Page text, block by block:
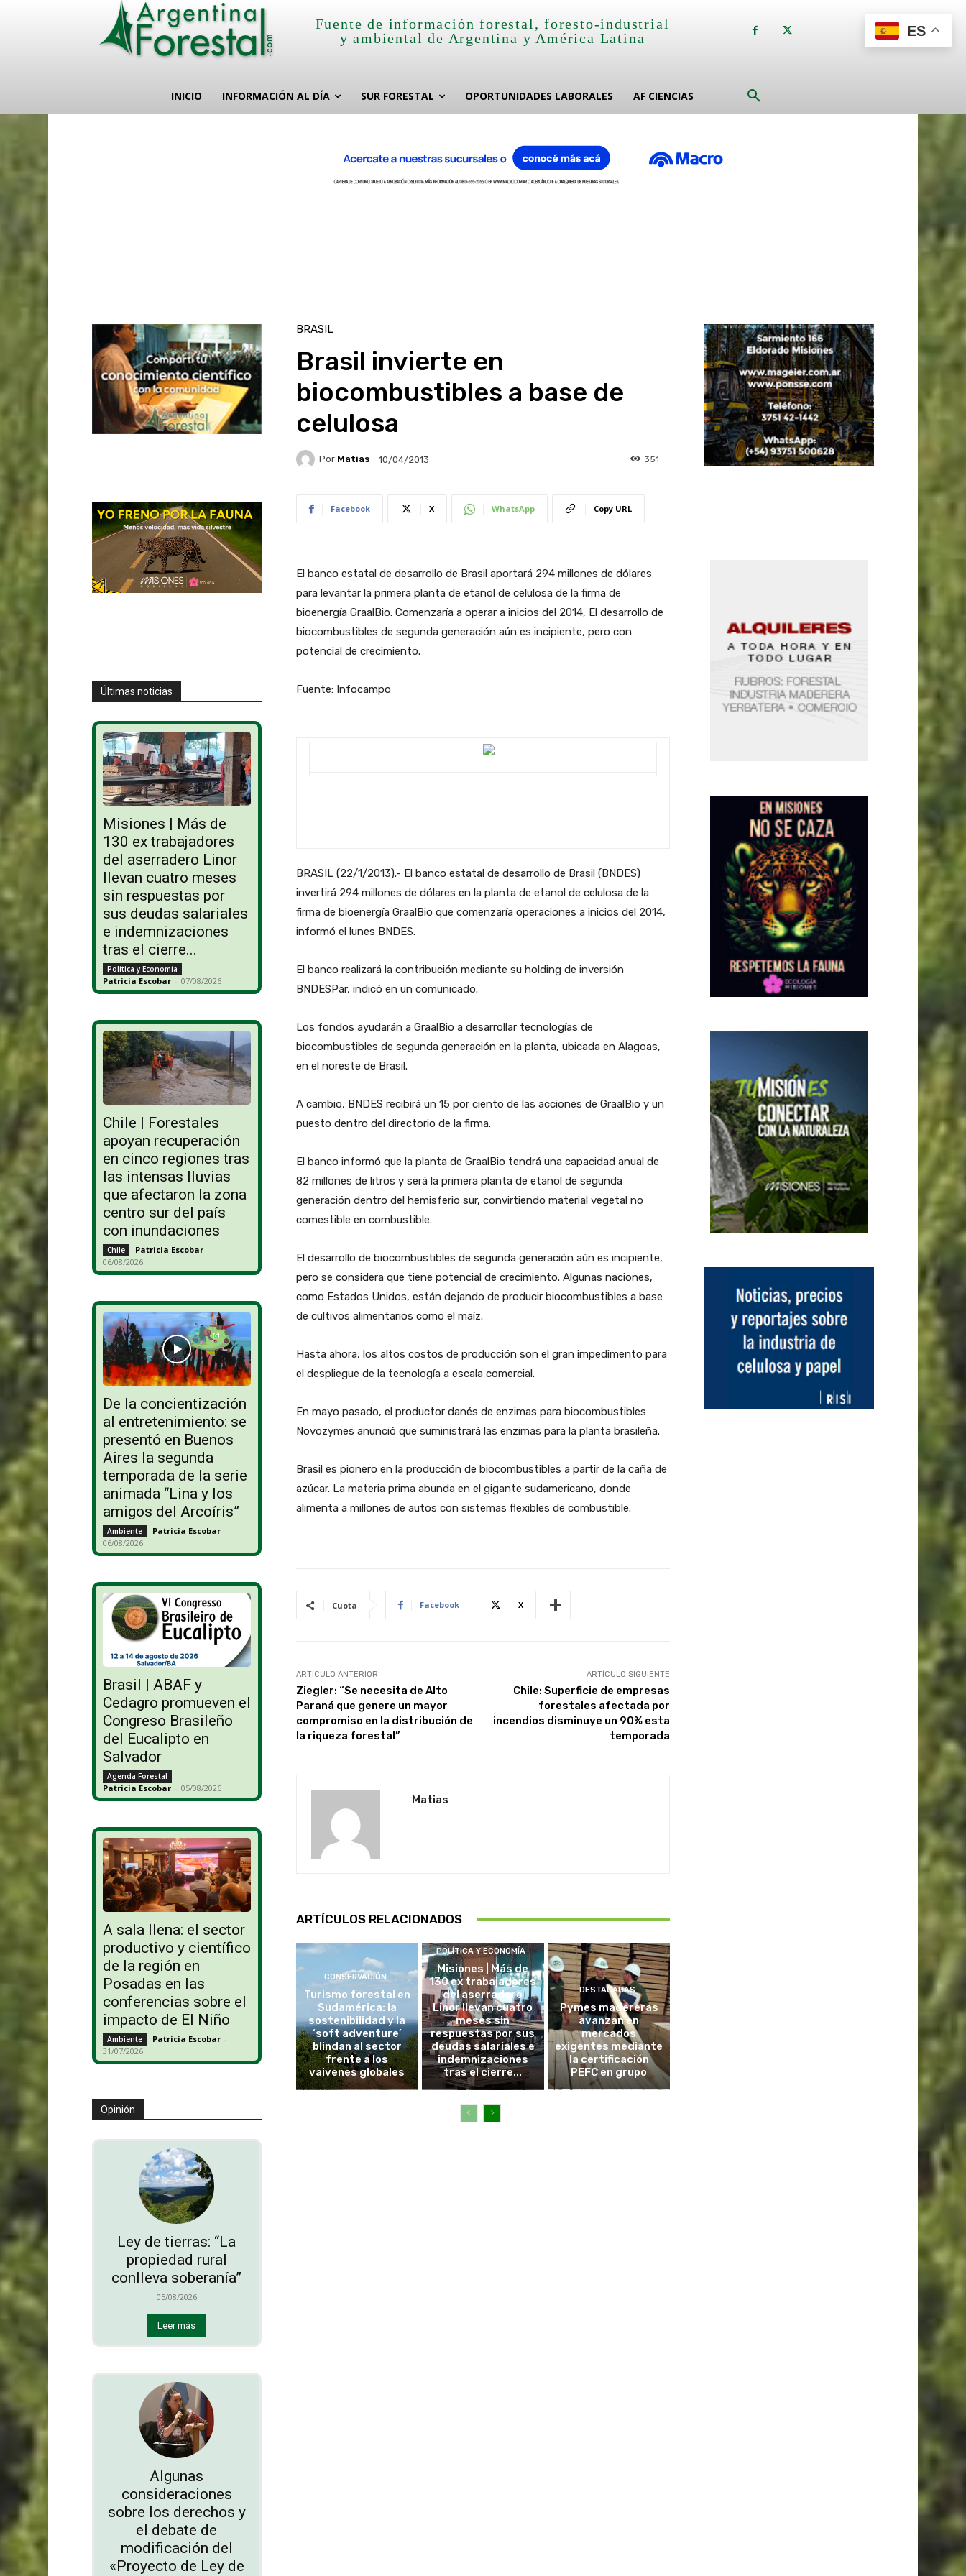
Fuente de información forestal, foresto-industrial
y ambiental de Argentina y América Latina
INICIO INFORMACIÓN AL DÍA SUR FORESTAL OPORTUNIDADES LABORALES AF CIENCIAS
Últimas noticias
Misiones | Más de
130 ex trabajadores
del aserradero Linor
llevan cuatro meses
sin respuestas por
sus deudas salariales
e indemnizaciones
tras el cierre...
Política y Economía
Patricia Escobar - 07/08/2026
Chile | Forestales
apoyan recuperación
en cinco regiones tras
las intensas lluvias
que afectaron la zona
centro sur del país
con inundaciones
Chile Patricia Escobar -
06/08/2026
De la concientización
al entretenimiento: se
presentó en Buenos
Aires la segunda
temporada de la serie
animada “Lina y los
amigos del Arcoíris”
Ambiente Patricia Escobar -
06/08/2026
Brasil | ABAF y
Cedagro promueven el
Congreso Brasileño
del Eucalipto en
Salvador
Agenda Forestal
Patricia Escobar - 05/08/2026
A sala llena: el sector
productivo y científico
de la región en
Posadas en las
conferencias sobre el
impacto de El Niño
Ambiente Patricia Escobar -
31/07/2026
Opinión
Ley de tierras: “La
propiedad rural
conlleva soberanía”
05/08/2026
Leer más
Algunas
consideraciones
sobre los derechos y
el debate de
modificación del
«Proyecto de Ley de
BRASIL
Brasil invierte en
biocombustibles a base de
celulosa
Por Matias 10/04/2013 351
Facebook X WhatsApp Copy URL
El banco estatal de desarrollo de Brasil aportará 294 millones de dólares
para levantar la primera planta de etanol de celulosa de la firma de
bioenergía GraalBio. Comenzaría a operar a inicios del 2014, El desarrollo de
biocombustibles de segunda generación aún es incipiente, pero con
potencial de crecimiento.
Fuente: Infocampo
BRASIL (22/1/2013).- El banco estatal de desarrollo de Brasil (BNDES)
invertirá 294 millones de dólares en la planta de etanol de celulosa de la
firma de bioenergía GraalBio que comenzaría operaciones a inicios del 2014,
informó el lunes BNDES.
El banco realizará la contribución mediante su holding de inversión
BNDESPar, indicó en un comunicado.
Los fondos ayudarán a GraalBio a desarrollar tecnologías de
biocombustibles de segunda generación en la planta, ubicada en Alagoas,
en el noreste de Brasil.
A cambio, BNDES recibirá un 15 por ciento de las acciones de GraalBio y un
puesto dentro del directorio de la firma.
El banco informó que la planta de GraalBio tendrá una capacidad anual de
82 millones de litros y será la primera planta de etanol de segunda
generación dentro del hemisferio sur, convirtiendo material vegetal no
comestible en combustible.
El desarrollo de biocombustibles de segunda generación aún es incipiente,
pero se considera que tiene potencial de crecimiento. Algunas naciones,
como Estados Unidos, están dejando de producir biocombustibles a base
de cultivos alimentarios como el maíz.
Hasta ahora, los altos costos de producción son el gran impedimento para
el despliegue de la tecnología a escala comercial.
En mayo pasado, el productor danés de enzimas para biocombustibles
Novozymes anunció que suministrará las enzimas para la planta brasileña.
Brasil es pionero en la producción de biocombustibles a partir de la caña de
azúcar. La materia prima abunda en el gigante sudamericano, donde
alimenta a millones de autos con sistemas flexibles de combustible.
Cuota Facebook X
ARTÍCULO ANTERIOR
Ziegler: “Se necesita de Alto
Paraná que genere un mayor
compromiso en la distribución de
la riqueza forestal”
ARTÍCULO SIGUIENTE
Chile: Superficie de empresas
forestales afectada por
incendios disminuye un 90% esta
temporada
Matias
ARTÍCULOS RELACIONADOS
CONSERVACIÓN
Turismo forestal en
Sudamérica: la
sostenibilidad y la
‘soft adventure’
blindan al sector
frente a los
vaivenes globales
POLÍTICA Y ECONOMÍA
Misiones | Más de
130 ex trabajadores
del aserradero
Linor llevan cuatro
meses sin
respuestas por sus
deudas salariales e
indemnizaciones
tras el cierre...
DESTACADAS
Pymes madereras
avanzan en
mercados
exigentes mediante
la certificación
PEFC en grupo
ES